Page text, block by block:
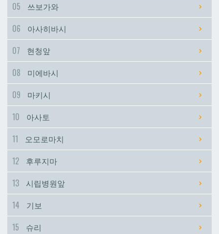
시립병원앞
이시미네
시립병원앞
이시미네
05
쓰보가와
06
아사히바시
07
현청앞
08
미에바시
09
마키시
10
아사토
11
오모로마치
12
후루지마
13
시립병원앞
14
기보
15
슈리